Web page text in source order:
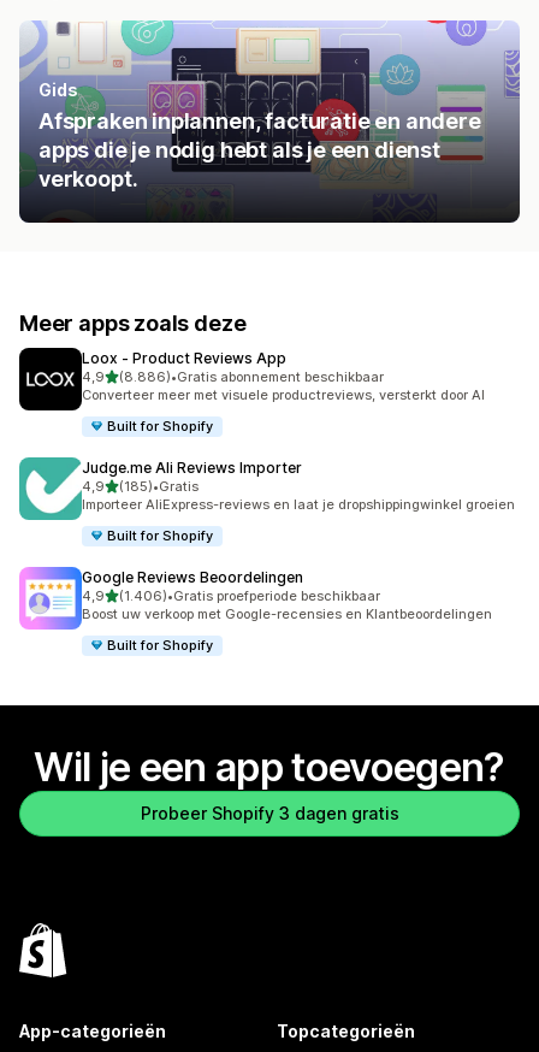
Gids
Afspraken inplannen, facturatie en andere
apps die je nodig hebt als je een dienst
verkoopt.
Meer apps zoals deze
Loox ‑ Product Reviews App
4,9van 5 sterren
(8.886)
8886 recensies in totaal
•Gratis abonnement beschikbaar
Converteer meer met visuele productreviews, versterkt door AI
Built for Shopify
Judge.me Ali Reviews Importer
4,9van 5 sterren
(185)
185 recensies in totaal
•Gratis
Importeer AliExpress-reviews en laat je dropshippingwinkel groeien
Built for Shopify
Google Reviews Beoordelingen
4,9van 5 sterren
(1.406)
1406 recensies in totaal
•Gratis proefperiode beschikbaar
Boost uw verkoop met Google-recensies en Klantbeoordelingen
Built for Shopify
Wil je een app toevoegen?
Probeer Shopify 3 dagen gratis
App-categorieën Topcategorieën